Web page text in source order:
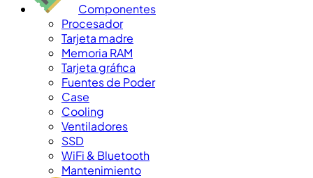
Componentes
Procesador
Tarjeta madre
Memoria RAM
Tarjeta gráfica
Fuentes de Poder
Case
Cooling
Ventiladores
SSD
WiFi & Bluetooth
Mantenimiento